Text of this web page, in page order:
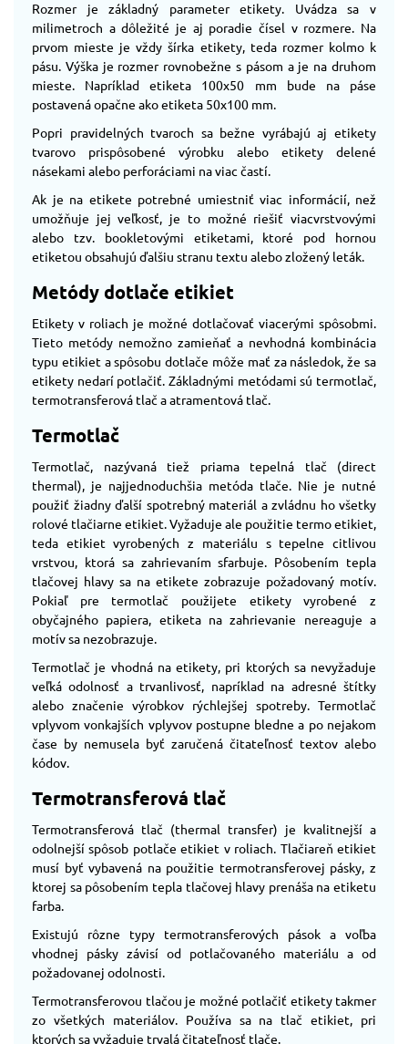
Rozmer je základný parameter etikety. Uvádza sa v
milimetroch a dôležité je aj poradie čísel v rozmere. Na
prvom mieste je vždy šírka etikety, teda rozmer kolmo k
pásu. Výška je rozmer rovnobežne s pásom a je na druhom
mieste. Napríklad etiketa 100x50 mm bude na páse
postavená opačne ako etiketa 50x100 mm.
Popri pravidelných tvaroch sa bežne vyrábajú aj etikety
tvarovo prispôsobené výrobku alebo etikety delené
násekami alebo perforáciami na viac častí.
Ak je na etikete potrebné umiestniť viac informácií, než
umožňuje jej veľkosť, je to možné riešiť viacvrstvovými
alebo tzv. bookletovými etiketami, ktoré pod hornou
etiketou obsahujú ďalšiu stranu textu alebo zložený leták.
Metódy dotlače etikiet
Etikety v roliach je možné dotlačovať viacerými spôsobmi.
Tieto metódy nemožno zamieňať a nevhodná kombinácia
typu etikiet a spôsobu dotlače môže mať za následok, že sa
etikety nedarí potlačiť. Základnými metódami sú termotlač,
termotransferová tlač a atramentová tlač.
Termotlač
Termotlač, nazývaná tiež priama tepelná tlač (direct
thermal), je najjednoduchšia metóda tlače. Nie je nutné
použiť žiadny ďalší spotrebný materiál a zvládnu ho všetky
rolové tlačiarne etikiet. Vyžaduje ale použitie termo etikiet,
teda etikiet vyrobených z materiálu s tepelne citlivou
vrstvou, ktorá sa zahrievaním sfarbuje. Pôsobením tepla
tlačovej hlavy sa na etikete zobrazuje požadovaný motív.
Pokiaľ pre termotlač použijete etikety vyrobené z
obyčajného papiera, etiketa na zahrievanie nereaguje a
motív sa nezobrazuje.
Termotlač je vhodná na etikety, pri ktorých sa nevyžaduje
veľká odolnosť a trvanlivosť, napríklad na adresné štítky
alebo značenie výrobkov rýchlejšej spotreby. Termotlač
vplyvom vonkajších vplyvov postupne bledne a po nejakom
čase by nemusela byť zaručená čitateľnosť textov alebo
kódov.
Termotransferová tlač
Termotransferová tlač (thermal transfer) je kvalitnejší a
odolnejší spôsob potlače etikiet v roliach. Tlačiareň etikiet
musí byť vybavená na použitie termotransferovej pásky, z
ktorej sa pôsobením tepla tlačovej hlavy prenáša na etiketu
farba.
Existujú rôzne typy termotransferových pások a voľba
vhodnej pásky závisí od potlačovaného materiálu a od
požadovanej odolnosti.
Termotransferovou tlačou je možné potlačiť etikety takmer
zo všetkých materiálov. Používa sa na tlač etikiet, pri
ktorých sa vyžaduje trvalá čitateľnosť tlače.